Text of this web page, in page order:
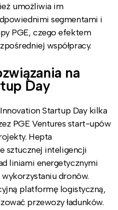
umożliwia im
segmentami i
PGE, czego efektem
współpracy.
na
Day
Startup Day kilka
PGE Ventures start-upów
Hepta
sztucznej inteligencji
liniami energetycznymi
dronów.
platformę logistyczną,
przewozy ładunków.